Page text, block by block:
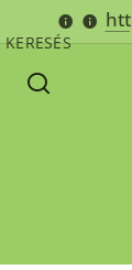
KERESÉS